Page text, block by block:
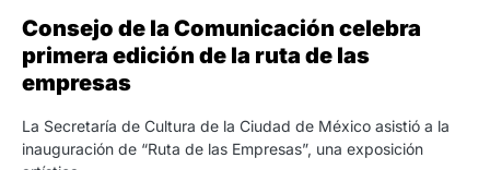
Consejo de la Comunicación celebra
primera edición de la ruta de las
empresas
La Secretaría de Cultura de la Ciudad de México asistió a la
inauguración de “Ruta de las Empresas”, una exposición